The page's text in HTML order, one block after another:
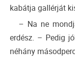
kabátja gallérját
– Na ne
erdész. – Pedig
néhány